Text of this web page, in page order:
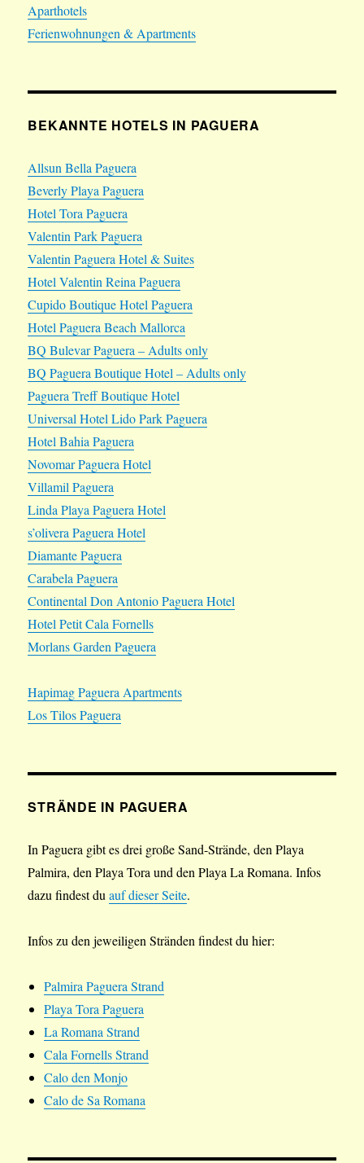
Aparthotels
Ferienwohnungen & Apartments
BEKANNTE HOTELS IN PAGUERA
Allsun Bella Paguera
Beverly Playa Paguera
Hotel Tora Paguera
Valentin Park Paguera
Valentin Paguera Hotel & Suites
Hotel Valentin Reina Paguera
Cupido Boutique Hotel Paguera
Hotel Paguera Beach Mallorca
BQ Bulevar Paguera – Adults only
BQ Paguera Boutique Hotel – Adults only
Paguera Treff Boutique Hotel
Universal Hotel Lido Park Paguera
Hotel Bahia Paguera
Novomar Paguera Hotel
Villamil Paguera
Linda Playa Paguera Hotel
s’olivera Paguera Hotel
Diamante Paguera
Carabela Paguera
Continental Don Antonio Paguera Hotel
Hotel Petit Cala Fornells
Morlans Garden Paguera
Hapimag Paguera Apartments
Los Tilos Paguera
STRÄNDE IN PAGUERA
In Paguera gibt es drei große Sand-Strände, den Playa
Palmira, den Playa Tora und den Playa La Romana. Infos
dazu findest duauf dieser Seite.
Infos zu den jeweiligen Stränden findest du hier:
Palmira Paguera Strand
Playa Tora Paguera
La Romana Strand
Cala Fornells Strand
Calo den Monjo
Calo de Sa Romana